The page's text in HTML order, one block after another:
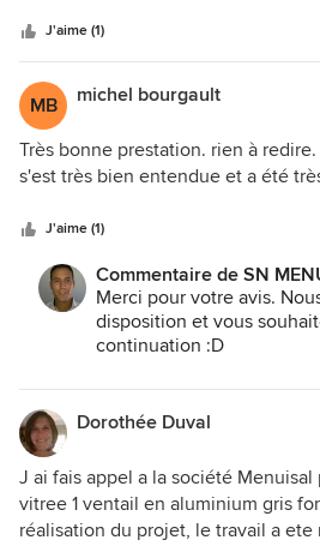
J'aime (1)
MB michel bourgault
Très bonne prestation. rien à
s'est très bien entendue et a été
J'aime (1)
Commentaire de SN
Merci pour votre avis.
disposition et vous
continuation :D
Dorothée Duval
J ai fais appel a la société
vitree 1 ventail en aluminium gris
réalisation du projet, le travail a